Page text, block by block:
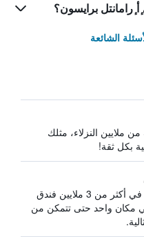
ٕرامانتل برايسون؟
الشائعة
ملايين النزلاء، مثلك
بكل ثقة!
يبحث HotelsCombined في أكثر من 3 ملايين فندق
مكان واحد حتى تتمكن من